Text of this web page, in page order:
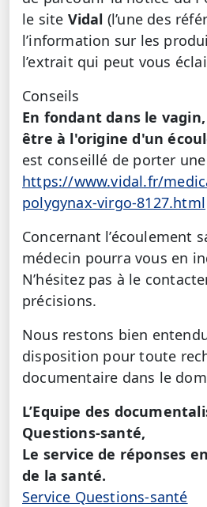
le site Vidal (l’une des
l’information sur les
l’extrait qui peut vous
Conseils
En fondant dans le
être à l'origine d'un
est conseillé de porter
https://www.vidal.fr/
polygynax-virgo-8127.html
Concernant l’écoulement
médecin pourra vous en
N’hésitez pas à le
précisions.
Nous restons bien
disposition pour toute
documentaire dans le
L’Equipe des
Questions-santé,
Le service de réponses
de la santé.
Service Questions-santé